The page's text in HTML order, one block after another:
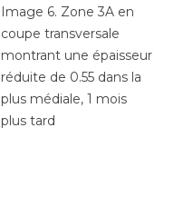
Image 6. Zone 3A en
coupe transversale
montrant une épaisseur
réduite de 0.55 dans la
plus médiale, 1 mois
plus tard